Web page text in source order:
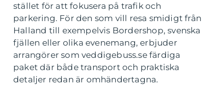
stället för att fokusera på trafik och
parkering. För den som vill resa smidigt från
Halland till exempelvis Bordershop, svenska
fjällen eller olika evenemang, erbjuder
arrangörer som veddigebuss.se färdiga
paket där både transport och praktiska
detaljer redan är omhändertagna.